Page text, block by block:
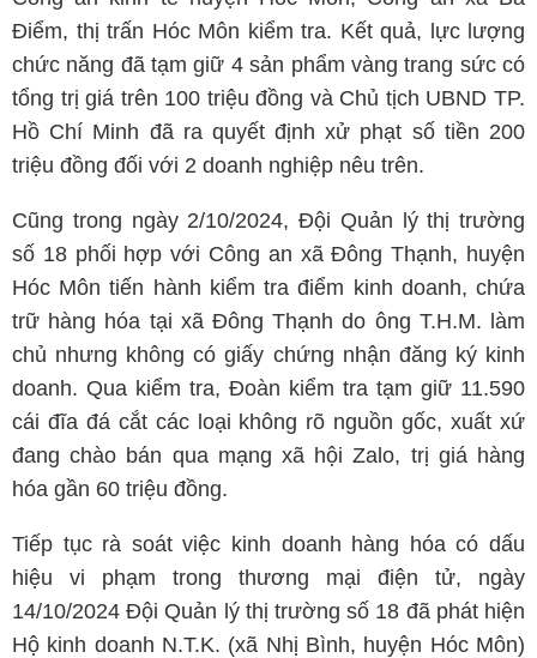
Điểm, thị trấn Hóc Môn kiểm tra. Kết quả, lực lượng
chức năng đã tạm giữ 4 sản phẩm vàng trang sức có
tổng trị giá trên 100 triệu đồng và Chủ tịch UBND TP.
Hồ Chí Minh đã ra quyết định xử phạt số tiền 200
triệu đồng đối với 2 doanh nghiệp nêu trên.
Cũng trong ngày 2/10/2024, Đội Quản lý thị trường
số 18 phối hợp với Công an xã Đông Thạnh, huyện
Hóc Môn tiến hành kiểm tra điểm kinh doanh, chứa
trữ hàng hóa tại xã Đông Thạnh do ông T.H.M. làm
chủ nhưng không có giấy chứng nhận đăng ký kinh
doanh. Qua kiểm tra, Đoàn kiểm tra tạm giữ 11.590
cái đĩa đá cắt các loại không rõ nguồn gốc, xuất xứ
đang chào bán qua mạng xã hội Zalo, trị giá hàng
hóa gần 60 triệu đồng.
Tiếp tục rà soát việc kinh doanh hàng hóa có dấu
hiệu vi phạm trong thương mại điện tử, ngày
14/10/2024 Đội Quản lý thị trường số 18 đã phát hiện
Hộ kinh doanh N.T.K. (xã Nhị Bình, huyện Hóc Môn)